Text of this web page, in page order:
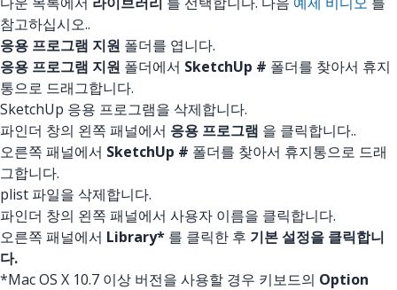
참고하십시오..
응용 프로그램 지원 폴더를 엽니다.
응용 프로그램 지원 폴더에서 SketchUp # 폴더를 찾아서 휴지
통으로 드래그합니다.
SketchUp 응용 프로그램을 삭제합니다.
파인더 창의 왼쪽 패널에서 응용 프로그램 을 클릭합니다..
오른쪽 패널에서 SketchUp # 폴더를 찾아서 휴지통으로 드래
그합니다.
plist 파일을 삭제합니다.
파인더 창의 왼쪽 패널에서 사용자 이름을 클릭합니다.
오른쪽 패널에서 Library* 를 클릭한 후 기본 설정을 클릭합니
다.
*Mac OS X 10.7 이상 버전을 사용할 경우 키보드의 Option